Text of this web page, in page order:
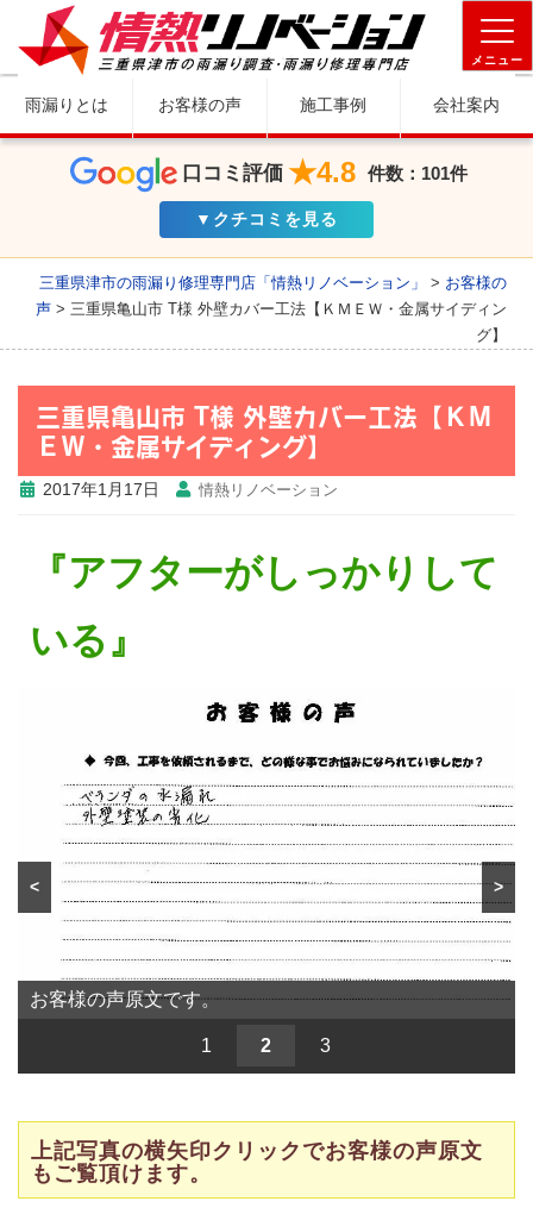
メニュー
雨漏りとは お客様の声 施工事例 会社案内
口コミ評価 ★4.8 件数：101件
▼クチコミを見る
三重県津市の雨漏り修理専門店「情熱リノベーション」 > お客様の
声> 三重県亀山市 T様 外壁カバー工法【ＫＭＥＷ・金属サイディン
グ】
三重県亀山市 T様 外壁カバー工法【ＫＭ
ＥＷ・金属サイディング】
2017年1月17日 情熱リノベーション
『アフターがしっかりして
いる』
お客様の声原文です。
お客様の声原文です。
< >
1 2 3
上記写真の横矢印クリックでお客様の声原文
もご覧頂けます。